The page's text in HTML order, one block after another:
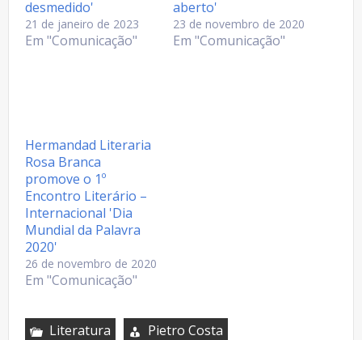
desmedido'
21 de janeiro de 2023
Em "Comunicação"
aberto'
23 de novembro de 2020
Em "Comunicação"
Hermandad Literaria
Rosa Branca
promove o 1º
Encontro Literário –
Internacional 'Dia
Mundial da Palavra
2020'
26 de novembro de 2020
Em "Comunicação"
Literatura
Pietro Costa